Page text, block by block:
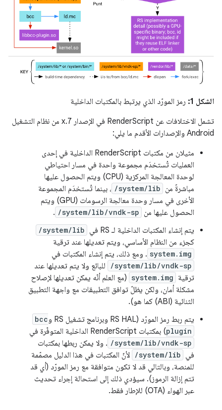
الشكل 1:
رمز المورّد الذي يرتبط بالمكتبات الداخلية
تشمل الاختلافات عن RenderScript في الإصدار 7.x من نظام التشغيل
Android والإصدارات الأقدم ما يلي:
مثيلان من مكتبات RenderScript الداخلية في إحدى
العمليات تُستخدَم مجموعة واحدة في مسار احتياطي
لوحدة المعالجة المركزية (CPU) ويتم الحصول عليها
مباشرةً من /system/lib ، بينما تُستخدَم المجموعة
الأخرى في مسار وحدة معالجة الرسومات (GPU) ويتم
الحصول عليها من /system/lib/vndk-sp
.
يتم إنشاء المكتبات الداخلية لـ RS في
/system/lib
كجزء من النظام الأساسي، ويتم تعديلها عند ترقية
system.img . ومع ذلك، يتم إنشاء المكتبات في
/system/lib/vndk-sp
للبائع ولا يتم تعديلها عند
ترقية system.img (مع العلم أنّه يمكن تعديلها لإصلاح
مشكلة أمان، ولكن يظلّ توافق التطبيقات مع واجهة التطبيق
الثنائية (ABI) كما هو).
يتم ربط رمز المورّد (RS HAL وبرنامج تشغيل RS و
bcc
plugin) بمكتبات RenderScript الداخلية المتوفّرة في
/system/lib/vndk-sp . ولا يمكن ربطها بمكتبات
في /system/lib لأنّ المكتبات في هذا الدليل مصمّمة
للمنصة، وبالتالي قد لا تكون متوافقة مع رمز المورّد (أي قد
تتم إزالة الرموز). سيؤدي ذلك إلى استحالة إجراء تحديث
عبر الهواء (OTA) للإطار فقط.